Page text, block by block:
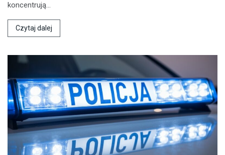
koncentrują…
Czytaj dalej